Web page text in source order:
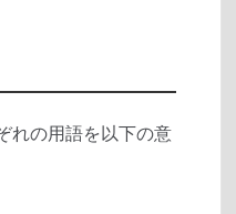
れの用語を以下の意